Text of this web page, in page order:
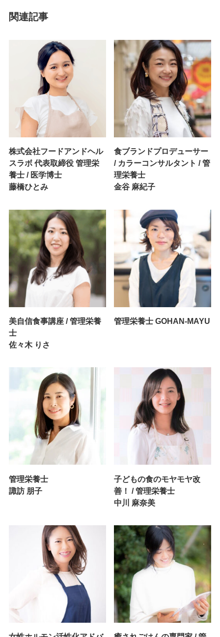
関連記事
株式会社フードアンドヘル
スラボ 代表取締役 管理栄
養士 / 医学博士
藤橋ひとみ
食ブランドプロデューサー
/ カラーコンサルタント / 管
理栄養士
金谷 麻紀子
美自信食事講座 / 管理栄養
士
佐々木 りさ
管理栄養士 GOHAN-MAYU
管理栄養士
諏訪 朋子
子どもの食のモヤモヤ改
善！ / 管理栄養士
中川 麻奈美